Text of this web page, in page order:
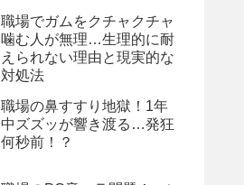
職場でガムをクチャクチャ
噛む人が無理…生理的に耐
えられない理由と現実的な
対処法
職場の鼻すすり地獄！1年
中ズズッが響き渡る…発狂
何秒前！？